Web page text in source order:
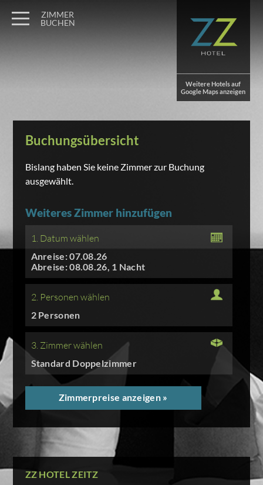
Weitere Hotels auf
Google Maps anzeigen
ZIMMER
BUCHEN
Buchungsübersicht
Bislang haben Sie keine Zimmer zur Buchung
ausgewählt.
Weiteres Zimmer hinzufügen
1. Datum wählen
Anreise: 07.08.26
Abreise: 08.08.26, 1 Nacht
2. Personen wählen
2 Personen
3. Zimmer wählen
Standard Doppelzimmer
Zimmerpreise anzeigen »
ZZ HOTEL ZEITZ